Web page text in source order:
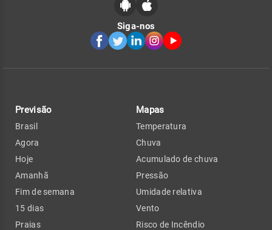
Siga-nos
Previsão
Brasil
Agora
Hoje
Amanhã
Fim de semana
15 dias
Praias
Mapas
Temperatura
Chuva
Acumulado de chuva
Pressão
Umidade relativa
Vento
Risco de Incêndio